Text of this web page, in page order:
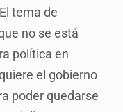
tema de
no se está
política en
el gobierno
poder quedarse